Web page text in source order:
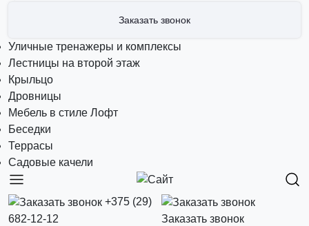
Заказать звонок
Уличные тренажеры и комплексы
Лестницы на второй этаж
Крыльцо
Дровницы
Мебель в стиле Лофт
Беседки
Террасы
Садовые качели
+375 (29)
682-12-12
Заказать звонок